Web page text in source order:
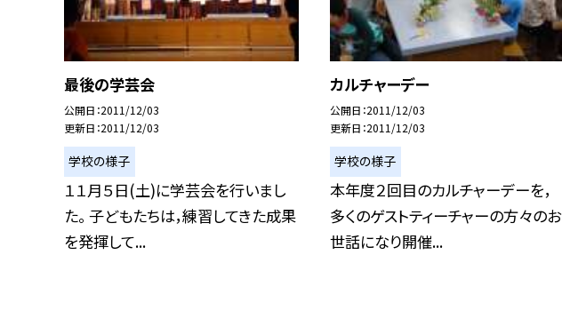
最後の学芸会
公開日 2011/12/03
更新日 2011/12/03
学校の様子
１１月５日(土)に学芸会を行いまし
た。 子どもたちは，練習してきた成果
を発揮して...
カルチャーデー
公開日 2011/12/03
更新日 2011/12/03
学校の様子
本年度２回目のカルチャーデーを，
多くのゲストティーチャーの方々のお
世話になり開催...